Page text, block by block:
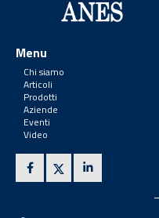
Menu
Chi siamo
Articoli
Prodotti
Aziende
Eventi
Video